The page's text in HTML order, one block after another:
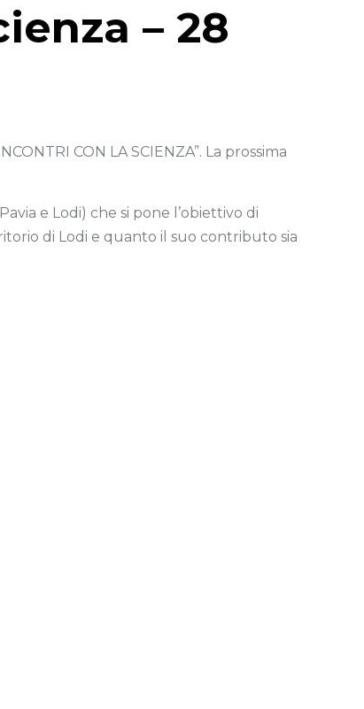
– 28
CON LA SCIENZA”. La prossima
e Lodi) che si pone l’obiettivo di
di Lodi e quanto il suo contributo sia